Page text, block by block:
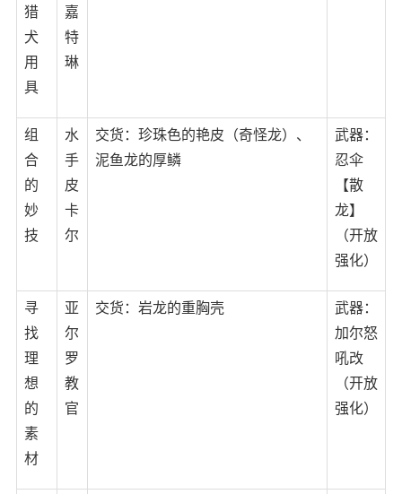
猎
犬
用
具
嘉
特
琳
组
合
的
妙
技
水
手
皮
卡
尔
交货：珍珠色的艳皮（奇怪龙）、
泥鱼龙的厚鳞
武器：
忍伞
【散
龙】
（开放
强化）
寻
找
理
想
的
素
材
亚
尔
罗
教
官
交货：岩龙的重胸壳
武器：
加尔怒
吼改
（开放
强化）